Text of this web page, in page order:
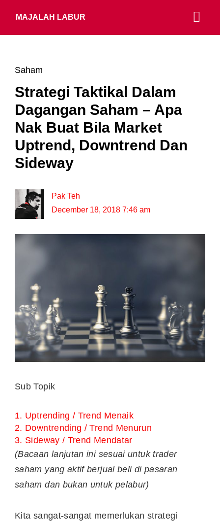
MAJALAH LABUR
Saham
Strategi Taktikal Dalam
Dagangan Saham – Apa
Nak Buat Bila Market
Uptrend, Downtrend Dan
Sideway
Pak Teh
December 18, 2018 7:46 am
Sub Topik
1. Uptrending / Trend Menaik
2. Downtrending / Trend Menurun
3. Sideway / Trend Mendatar
(Bacaan lanjutan ini sesuai untuk trader
saham yang aktif berjual beli di pasaran
saham dan bukan untuk pelabur)
Kita sangat-sangat memerlukan strategi